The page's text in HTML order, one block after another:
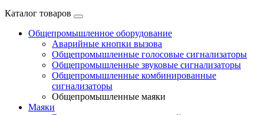
Каталог товаров
Общепромышленное оборудование
Аварийные кнопки вызова
Общепромышленные голосовые сигнализаторы
Общепромышленные звуковые сигнализаторы
Общепромышленные комбинированные
сигнализаторы
Общепромышленные маяки
Маяки